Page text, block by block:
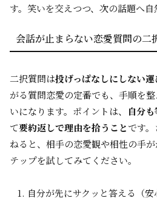
す。笑いを交えつつ、次の話題へ自
会話が止まらない恋愛質問の二
二択質問は投げっぱなしにしない運
がる質問恋愛の定番でも、手順を
いになります。ポイントは、
自分
て要約返しで理由を拾うことです
ねると、相手の恋愛観や相性の手
テップを試してみてください。
自分が先にサクッと答える（安